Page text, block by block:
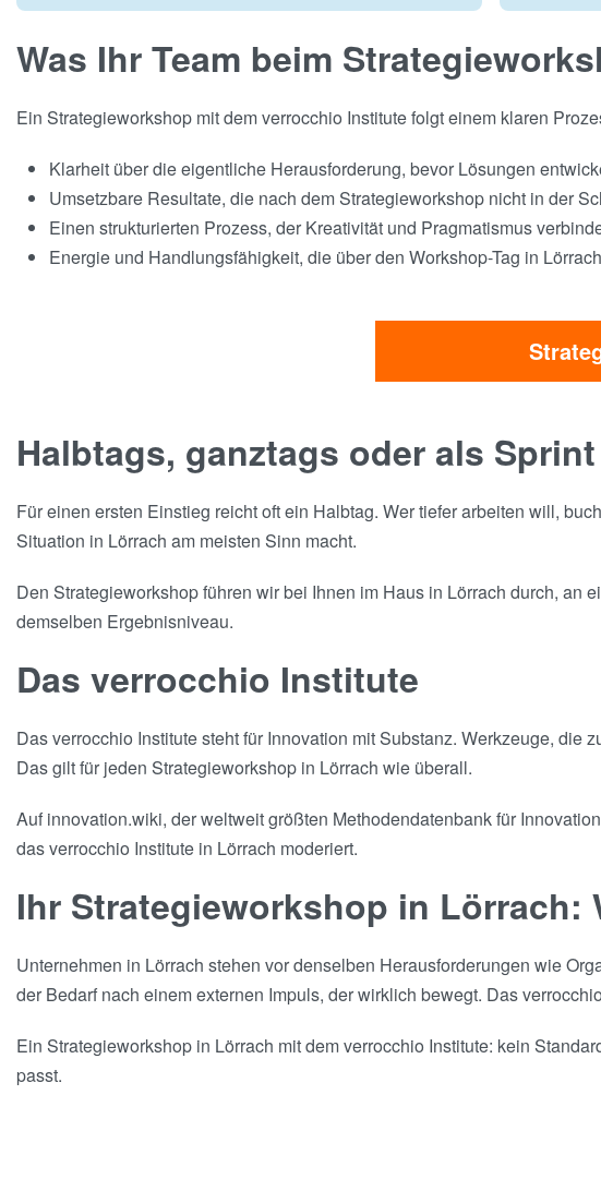
Was Ihr Team beim
Ein Strategieworkshop mit dem verrocchio Institute folgt einem klaren
Klarheit über die eigentliche Herausforderung, bevor Lösungen
Umsetzbare Resultate, die nach dem Strategieworkshop nicht in der
Einen strukturierten Prozess, der Kreativität und Pragmatismus
Energie und Handlungsfähigkeit, die über den Workshop-Tag in
Halbtags, ganztags oder als
Für einen ersten Einstieg reicht oft ein Halbtag. Wer tiefer arbeiten will,
Situation in Lörrach am meisten Sinn macht.
Den Strategieworkshop führen wir bei Ihnen im Haus in Lörrach durch, an
demselben Ergebnisniveau.
Das verrocchio Institute
Das verrocchio Institute steht für Innovation mit Substanz. Werkzeuge,
Das gilt für jeden Strategieworkshop in Lörrach wie überall.
Auf innovation.wiki, der weltweit größten Methodendatenbank für
das verrocchio Institute in Lörrach moderiert.
Ihr Strategieworkshop in Lörrach:
Unternehmen in Lörrach stehen vor denselben Herausforderungen wie
der Bedarf nach einem externen Impuls, der wirklich bewegt. Das
Ein Strategieworkshop in Lörrach mit dem verrocchio Institute: kein
passt.